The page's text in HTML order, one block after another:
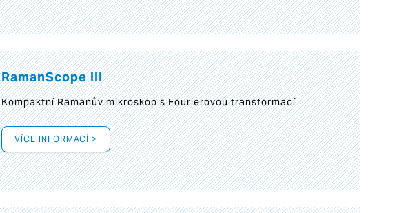
RamanScope III
Kompaktní Ramanův mikroskop s Fourierovou transformací
VÍCE INFORMACÍ >